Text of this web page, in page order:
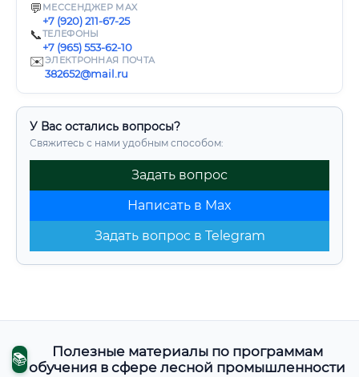
💬 МЕССЕНДЖЕР MAX
+7 (920) 211-67-25
📞ТЕЛЕФОНЫ
+7 (965) 553-62-10
✉️ЭЛЕКТРОННАЯ ПОЧТА
382652@mail.ru
У Вас остались вопросы?
Свяжитесь с нами удобным способом:
Задать вопрос
Написать в Max
Задать вопрос в Telegram
📚
Полезные материалы по программам
обучения в сфере лесной промышленности